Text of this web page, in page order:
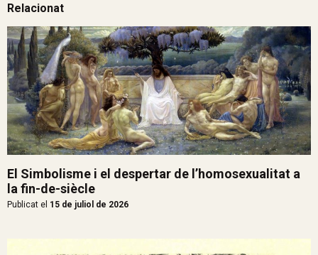
Relacionat
El Simbolisme i el despertar de l’homosexualitat a
la fin-de-siècle
Publicat el 15 de juliol de 2026